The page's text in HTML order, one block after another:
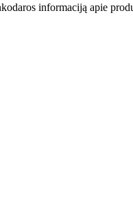
informaciją apie